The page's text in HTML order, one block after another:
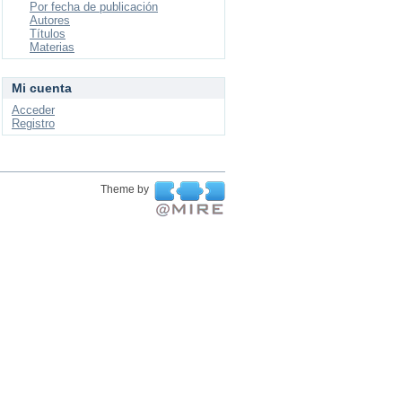
Por fecha de publicación
Autores
Títulos
Materias
Mi cuenta
Acceder
Registro
Theme by